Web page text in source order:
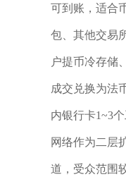
可到账，适合
包、其他交易
户提币冷存储
成交兑换为法
内银行卡1~3
网络作为二层
道，受众范围